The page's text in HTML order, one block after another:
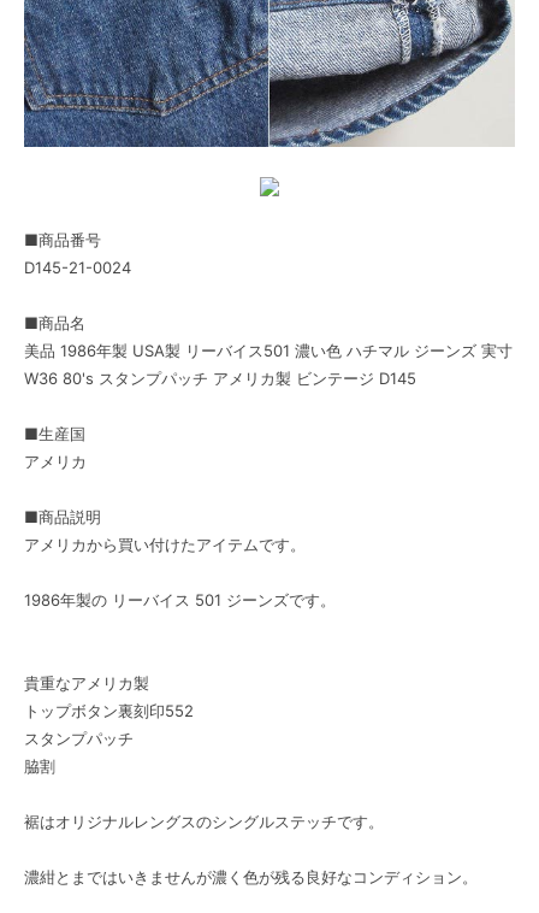
■商品番号
D145-21-0024
■商品名
美品 1986年製 USA製 リーバイス501 濃い色 ハチマル ジーンズ 実寸
W36 80's スタンプパッチ アメリカ製 ビンテージ D145
■生産国
アメリカ
■商品説明
アメリカから買い付けたアイテムです。
1986年製の リーバイス 501 ジーンズです。
貴重なアメリカ製
トップボタン裏刻印552
スタンプパッチ
脇割
裾はオリジナルレングスのシングルステッチです。
濃紺とまではいきませんが濃く色が残る良好なコンディション。